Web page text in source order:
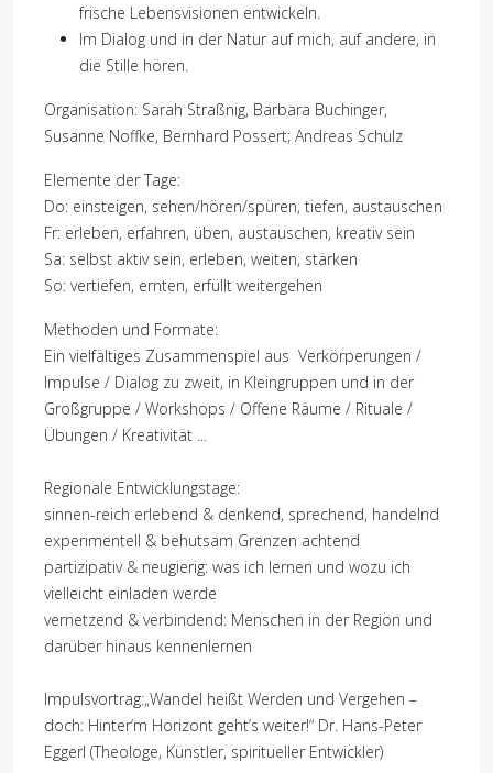
frische Lebensvisionen entwickeln.
Im Dialog und in der Natur auf mich, auf andere, in
die Stille hören.
Organisation: Sarah Straßnig, Barbara Buchinger,
Susanne Noffke, Bernhard Possert; Andreas Schulz
Elemente der Tage:
Do: einsteigen, sehen/hören/spüren, tiefen, austauschen
Fr: erleben, erfahren, üben, austauschen, kreativ sein
Sa: selbst aktiv sein, erleben, weiten, stärken
So: vertiefen, ernten, erfüllt weitergehen
Methoden und Formate:
Ein vielfältiges Zusammenspiel aus Verkörperungen /
Impulse / Dialog zu zweit, in Kleingruppen und in der
Großgruppe / Workshops / Offene Räume / Rituale /
Übungen / Kreativität ...
Regionale Entwicklungstage:
sinnen-reich erlebend & denkend, sprechend, handelnd
experimentell & behutsam Grenzen achtend
partizipativ & neugierig: was ich lernen und wozu ich
vielleicht einladen werde
vernetzend & verbindend: Menschen in der Region und
darüber hinaus kennenlernen
Impulsvortrag:„Wandel heißt Werden und Vergehen –
doch: Hinter’m Horizont geht’s weiter!“ Dr. Hans-Peter
Eggerl (Theologe, Künstler, spiritueller Entwickler)